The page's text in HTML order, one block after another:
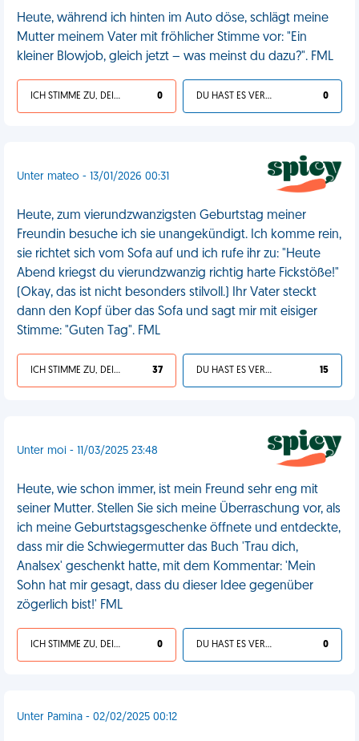
Heute, während ich hinten im Auto döse, schlägt meine
Mutter meinem Vater mit fröhlicher Stimme vor: "Ein
kleiner Blowjob, gleich jetzt – was meinst du dazu?". FML
ICH STIMME ZU, DEIN LEBEN IST SCHEISSE 0 DU HAST ES VERDIENT 0
Unter mateo - 13/01/2026 00:31
Heute, zum vierundzwanzigsten Geburtstag meiner
Freundin besuche ich sie unangekündigt. Ich komme rein,
sie richtet sich vom Sofa auf und ich rufe ihr zu: "Heute
Abend kriegst du vierundzwanzig richtig harte Fickstöße!"
(Okay, das ist nicht besonders stilvoll.) Ihr Vater steckt
dann den Kopf über das Sofa und sagt mir mit eisiger
Stimme: "Guten Tag". FML
ICH STIMME ZU, DEIN LEBEN IST SCHEISSE 37 DU HAST ES VERDIENT 15
Unter moi - 11/03/2025 23:48
Heute, wie schon immer, ist mein Freund sehr eng mit
seiner Mutter. Stellen Sie sich meine Überraschung vor, als
ich meine Geburtstagsgeschenke öffnete und entdeckte,
dass mir die Schwiegermutter das Buch 'Trau dich,
Analsex' geschenkt hatte, mit dem Kommentar: 'Mein
Sohn hat mir gesagt, dass du dieser Idee gegenüber
zögerlich bist!' FML
ICH STIMME ZU, DEIN LEBEN IST SCHEISSE 0 DU HAST ES VERDIENT 0
Unter Pamina - 02/02/2025 00:12